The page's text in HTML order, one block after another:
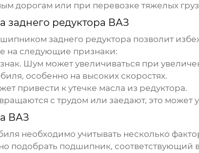
дорогам или при перевозке тяжелых
заднего редуктора ВАЗ
заднего редуктора позволит
на следующие признаки:
Шум может увеличиваться при
особенно на высоких скоростях.
привести к утечке масла из редуктора.
с трудом или заедают, это может
ВАЗ
необходимо учитывать несколько
подобрать подшипник,